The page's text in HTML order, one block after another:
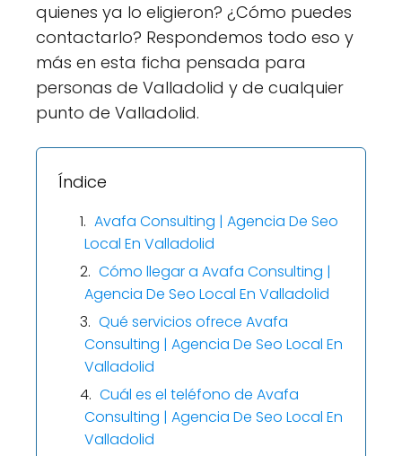
quienes ya lo eligieron? ¿Cómo puedes
contactarlo? Respondemos todo eso y
más en esta ficha pensada para
personas de Valladolid y de cualquier
punto de Valladolid.
Índice
Avafa Consulting | Agencia De Seo
Local En Valladolid
Cómo llegar a Avafa Consulting |
Agencia De Seo Local En Valladolid
Qué servicios ofrece Avafa
Consulting | Agencia De Seo Local En
Valladolid
Cuál es el teléfono de Avafa
Consulting | Agencia De Seo Local En
Valladolid